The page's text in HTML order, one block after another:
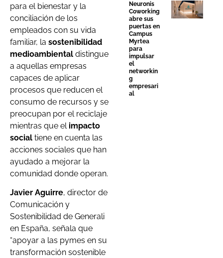
para el bienestar y la
conciliación de los
empleados con su vida
familiar, la sostenibilidad
medioambiental distingue
a aquellas empresas
capaces de aplicar
procesos que reducen el
consumo de recursos y se
preocupan por el reciclaje
mientras que el impacto
social tiene en cuenta las
acciones sociales que han
ayudado a mejorar la
comunidad donde operan.
Javier Aguirre, director de
Comunicación y
Sostenibilidad de Generali
en España, señala que
“apoyar a las pymes en su
transformación sostenible
Neuronis
Coworking
abre sus
puertas en
Campus
Myrtea
para
impulsar
el
networkin
g
empresari
al